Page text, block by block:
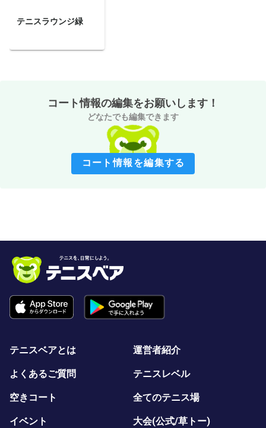
テニスラウンジ緑
コート情報の編集をお願いします！
どなたでも編集できます
コート情報を編集する
テニスベアとは 運営者紹介
よくあるご質問 テニスレベル
空きコート 全てのテニス場
イベント 大会(公式/草トー)